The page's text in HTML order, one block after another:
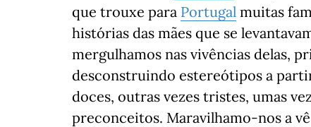
que trouxe para Portugal muitas
histórias das mães que se
mergulhamos nas vivências delas,
desconstruindo estereótipos a
doces, outras vezes tristes, umas
preconceitos. Maravilhamo-nos a